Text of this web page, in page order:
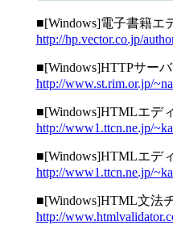
■[Windows]電子書籍エ
http://hp.vector.co.jp/
■[Windows]HTTPサー
http://www.st.rim.or.jp/
■[Windows]HTMLエデ
http://www1.ttcn.ne.jp/
■[Windows]HTMLエデ
http://www1.ttcn.ne.jp/
■[Windows]HTML文法
http://